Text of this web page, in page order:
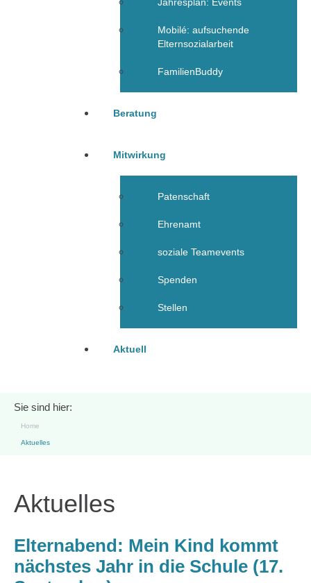
Jahresplan: Events
Mobilé: aufsuchende
Elternsozialarbeit
FamilienBuddy
Beratung
Mitwirkung
Patenschaft
Ehrenamt
soziale Teamevents
Spenden
Stellen
Aktuell
Sie sind hier:
Home
Aktuelles
Aktuelles
Elternabend: Mein Kind kommt
nächstes Jahr in die Schule (17.